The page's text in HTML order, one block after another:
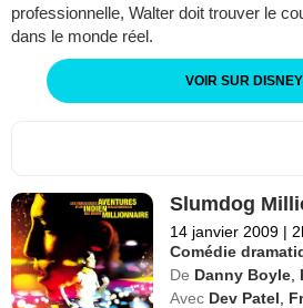
professionnelle, Walter doit trouver le
dans le monde réel.
VOIR SUR DISNEY
Slumdog
14 janvier 2009 |
Comédie
De Danny Boyle
Avec Dev Patel